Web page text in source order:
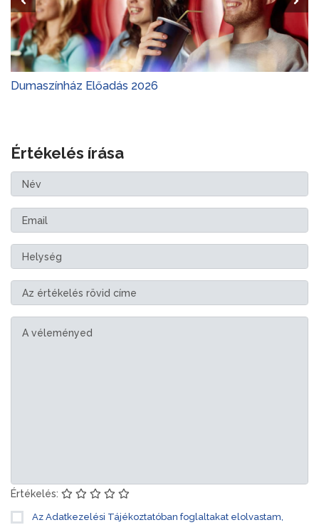
Dumaszínház Előadás 2026
Értékelés írása
Értékelés:
Az Adatkezelési Tájékoztatóban foglaltakat elolvastam,